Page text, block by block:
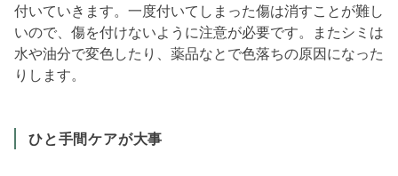
付いていきます。一度付いてしまった傷は消すことが難し
いので、傷を付けないように注意が必要です。またシミは
水や油分で変色したり、薬品なとで色落ちの原因になった
りします。
ひと手間ケアが大事